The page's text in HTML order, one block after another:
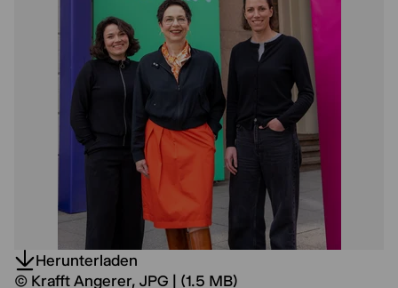
Herunterladen
© Krafft Angerer, JPG | (1.5 MB)